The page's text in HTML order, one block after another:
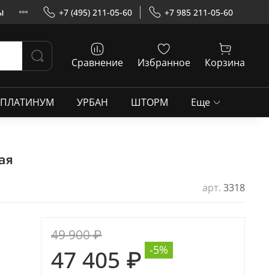
+7 (495) 211-05-60 +7 985 211-05-60
Сравнение Избранное Корзина
ПЛАТИНУМ УРБАН ШТОРМ Еще
арт. 3318
49 900 ₽
47 405 ₽ -5%